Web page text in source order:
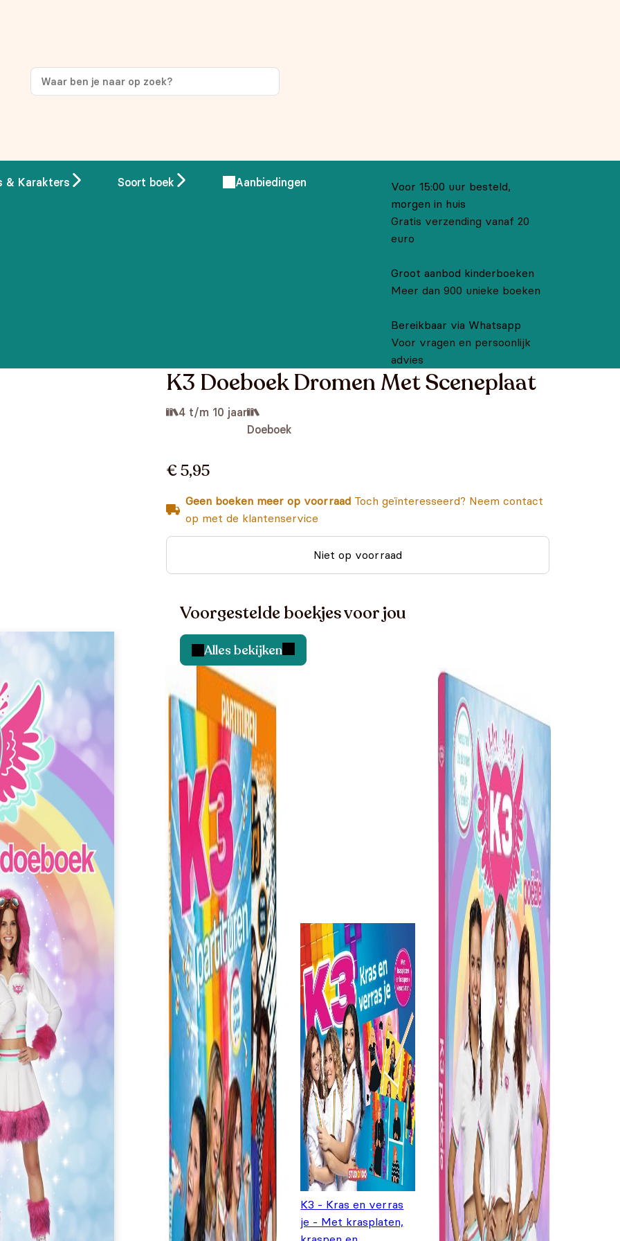
& Karakters Soort boek Aanbiedingen
Voor 15:00 uur besteld,
morgen in huis
Gratis verzending vanaf 20
euro
Groot aanbod kinderboeken
Meer dan 900 unieke boeken
Bereikbaar via Whatsapp
Voor vragen en persoonlijk
advies
K3 Doeboek Dromen Met Sceneplaat
4 t/m 10 jaar
Doeboek
€ 5,95
Geen boeken meer op voorraad Toch geïnteresseerd? Neem contact
op met de klantenservice
Niet op voorraad
Voorgestelde boekjes voor jou
Alles bekijken
K3 - Kras en verras
je - Met krasplaten,
op je eerste aankoop!